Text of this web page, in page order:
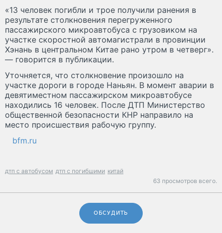
«13 человек погибли и трое получили ранения в
результате столкновения перегруженного
пассажирского микроавтобуса с грузовиком на
участке скоростной автомагистрали в провинции
Хэнань в центральном Китае рано утром в четверг».
— говорится в публикации.
Уточняется, что столкновение произошло на
участке дороги в городе Наньян. В момент аварии в
девятиместном пассажирском микроавтобусе
находились 16 человек. После ДТП Министерство
общественной безопасности КНР направило на
место происшествия рабочую группу.
bfm.ru
дтп с автобусом дтп с погибшими китай
63 просмотров всего.
ОБСУДИТЬ